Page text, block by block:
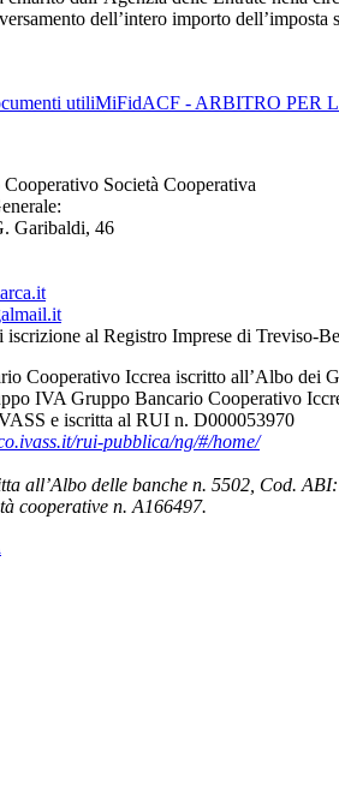
dell’intero importo
utiliMiFidACF - ARBITRO PER
Società Cooperativa
Garibaldi, 46
iscrizione al Registro Imprese di Treviso-
Cooperativo Iccrea iscritto all’Albo dei
IVA Gruppo Bancario Cooperativo
e iscritta al RUI n. D000053970
rui-pubblica/ng/#/home/
all’Albo delle banche n. 5502, Cod.
cooperative n. A166497.